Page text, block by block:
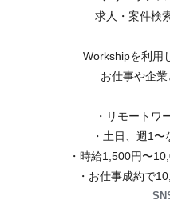
求人・案件検
Workshipを利用
お仕事や企
・リモートワ
・土日、週1
・時給1,500円〜
・お仕事成約で